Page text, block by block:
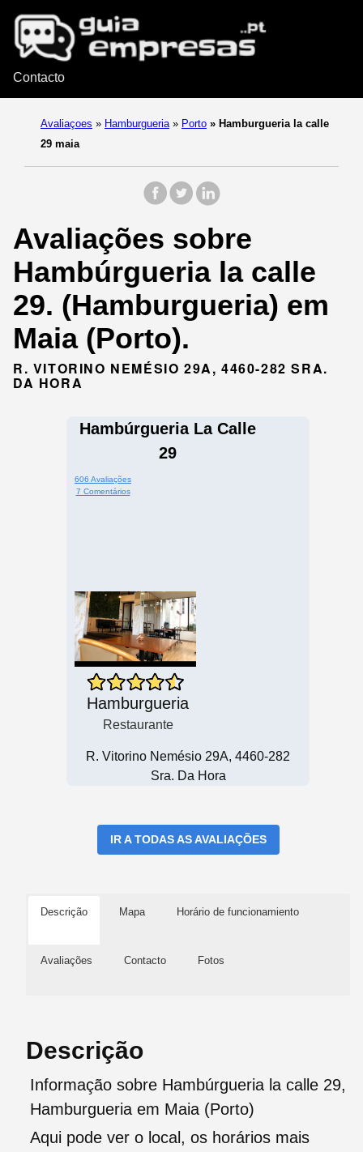
Contacto
Avaliaçoes » Hamburgueria » Porto » Hamburgueria la calle
29 maia
Avaliações sobre
Hambúrgueria la calle
29. (Hamburgueria) em
Maia (Porto).
R. VITORINO NEMÉSIO 29A, 4460-282 SRA.
DA HORA
Hambúrgueria La Calle
29
606 Avaliações
7 Comentários
Hamburgueria
Restaurante
R. Vitorino Nemésio 29A, 4460-282
Sra. Da Hora
IR A TODAS AS AVALIAÇÕES
Descrição Mapa Horário de funcionamiento
Avaliações Contacto Fotos
Descrição
Informação sobre Hambúrgueria la calle 29,
Hamburgueria em Maia (Porto)
Aqui pode ver o local, os horários mais